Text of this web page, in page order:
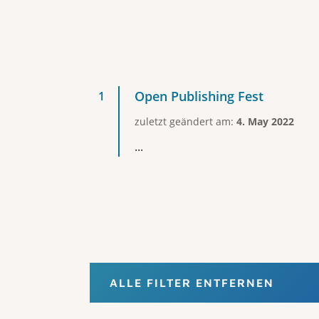
Open Publishing Fest
zuletzt geändert am: 4. May 2022
...
ALLE FILTER ENTFERNEN